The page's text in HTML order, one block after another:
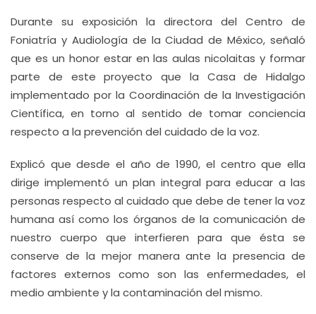
Durante su exposición la directora del Centro de
Foniatría y Audiología de la Ciudad de México, señaló
que es un honor estar en las aulas nicolaitas y formar
parte de este proyecto que la Casa de Hidalgo
implementado por la Coordinación de la Investigación
Científica, en torno al sentido de tomar conciencia
respecto a la prevención del cuidado de la voz.
Explicó que desde el año de 1990, el centro que ella
dirige implementó un plan integral para educar a las
personas respecto al cuidado que debe de tener la voz
humana así como los órganos de la comunicación de
nuestro cuerpo que interfieren para que ésta se
conserve de la mejor manera ante la presencia de
factores externos como son las enfermedades, el
medio ambiente y la contaminación del mismo.